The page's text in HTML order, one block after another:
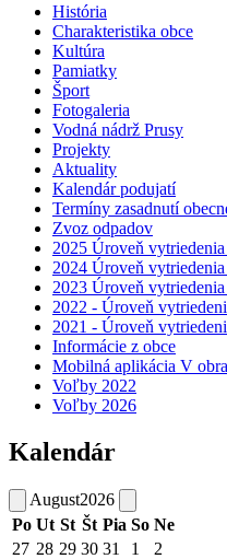
História
Charakteristika obce
Kultúra
Pamiatky
Šport
Fotogaleria
Vodná nádrž Prusy
Projekty
Aktuality
Kalendár podujatí
Termíny zasadnutí
Zvoz odpadov
2025 Úroveň
2024 Úroveň
2023 Úroveň
2022 - Úroveň
2021 - Úroveň
Informácie z obce
Mobilná aplikácia V
Voľby 2022
Voľby 2026
Kalendár
August2026
Po Ut St Št Pia So Ne
27 28 29 30 31 1
2